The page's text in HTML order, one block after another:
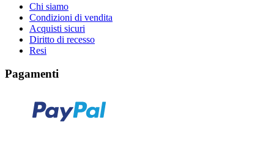
Chi siamo
Condizioni di vendita
Acquisti sicuri
Diritto di recesso
Resi
Pagamenti